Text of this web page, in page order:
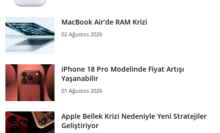
MacBook Air’de RAM Krizi
02 Ağustos 2026
iPhone 18 Pro Modelinde Fiyat Artışı
Yaşanabilir
01 Ağustos 2026
Apple Bellek Krizi Nedeniyle Yeni Stratejiler
Geliştiriyor